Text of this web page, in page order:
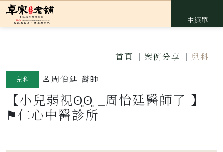
主選單
首頁 案例分享 兒科
兒科 周怡廷 醫師
【小兒弱視ʘ̥ʘ̥ _周怡廷醫師了 】
⚑仁心中醫診所